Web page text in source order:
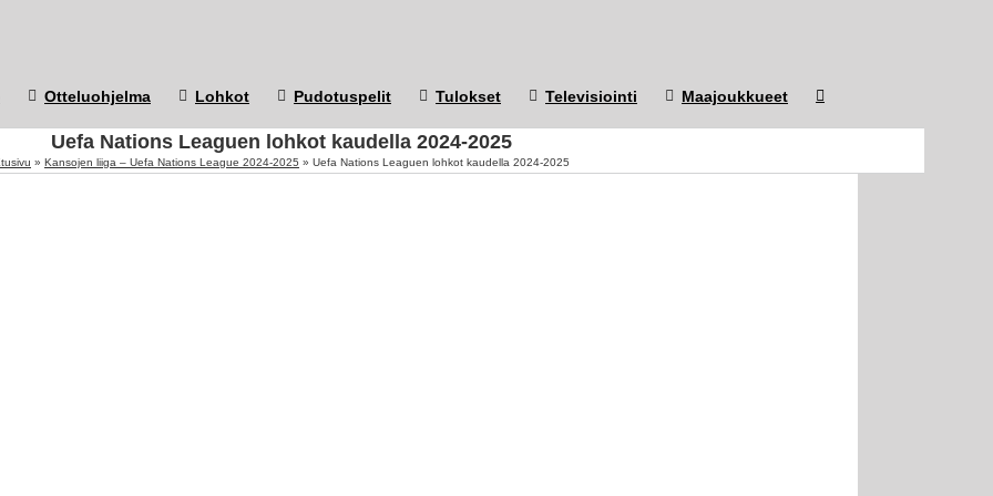
Otteluohjelma Lohkot Pudotuspelit Tulokset Televisiointi Maajoukkueet
Uefa Nations Leaguen lohkot kaudella 2024-2025
» Kansojen liiga – Uefa Nations League 2024-2025 » Uefa Nations Leaguen lohkot kaudella 2024-2025